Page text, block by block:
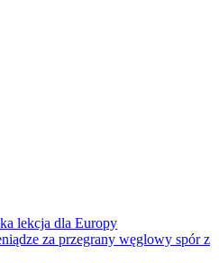
lekcja dla Europy
za przegrany węglowy spór z